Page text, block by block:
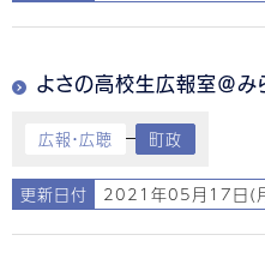
よさの高校生広報室＠み
広報・広聴 町政
更新日付 2021年05月17日(